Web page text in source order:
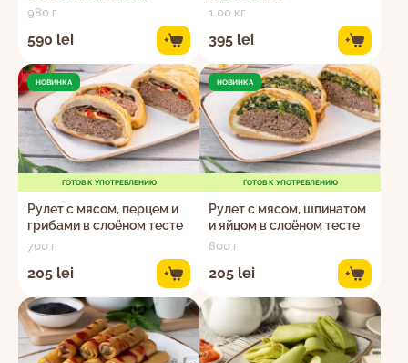
980 г
590 lei +
1.00 кг
395 lei +
НОВИНКА
ГОТОВ К УПОТРЕБЛЕНИЮ
Рулет с мясом, перцем и
грибами в слоёном тесте
700 г
205 lei +
НОВИНКА
ГОТОВ К УПОТРЕБЛЕНИЮ
Рулет с мясом, шпинатом
и яйцом в слоёном тесте
800 г
205 lei +